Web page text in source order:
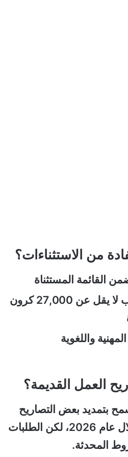
من الاستثناءات؟
القائمة المستثناة
التفاوض على راتب لا يقل عن 27,000 كرون
واللغوية
العمل القديمة؟
بتمديد بعض التصاريح
وفق النظام القديم خلال عام 2026، لكن الطلبات
المحدثة.